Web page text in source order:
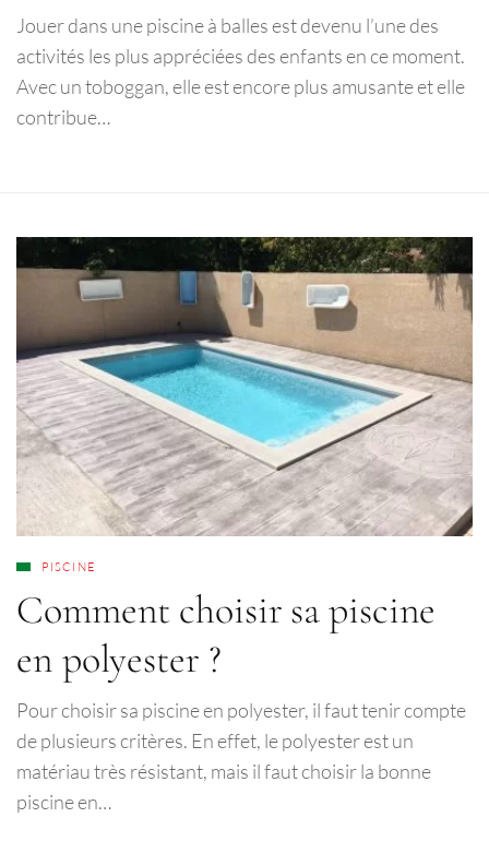
Jouer dans une piscine à balles est devenu l’une des
activités les plus appréciées des enfants en ce moment.
Avec un toboggan, elle est encore plus amusante et elle
contribue…
PISCINE
Comment choisir sa piscine
en polyester ?
Pour choisir sa piscine en polyester, il faut tenir compte
de plusieurs critères. En effet, le polyester est un
matériau très résistant, mais il faut choisir la bonne
piscine en…